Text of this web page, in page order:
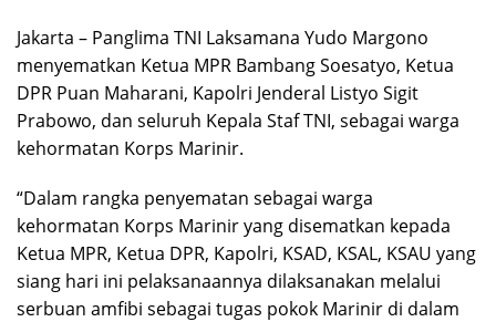
Jakarta – Panglima TNI Laksamana Yudo Margono
menyematkan Ketua MPR Bambang Soesatyo, Ketua
DPR Puan Maharani, Kapolri Jenderal Listyo Sigit
Prabowo, dan seluruh Kepala Staf TNI, sebagai warga
kehormatan Korps Marinir.
“Dalam rangka penyematan sebagai warga
kehormatan Korps Marinir yang disematkan kepada
Ketua MPR, Ketua DPR, Kapolri, KSAD, KSAL, KSAU yang
siang hari ini pelaksanaannya dilaksanakan melalui
serbuan amfibi sebagai tugas pokok Marinir di dalam